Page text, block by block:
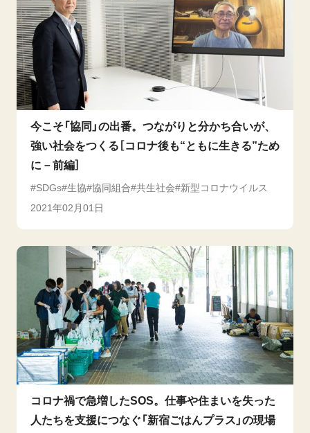
今こそ「協同」の出番。つながりと分かち合いが、
強い社会をつくる［コロナ後も“ともに生きる”ため
に－前編］
SDGs 生協 協同組合 共生社会
新型コロナウイルス
2021年02月01日
コロナ禍で急増したSOS。仕事や住まいを失った
人たちを支援につなぐ「新宿ごはんプラス」の現場